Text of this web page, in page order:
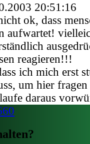
20:51:16
ok, dass
aufwartet!
reagieren!!!
ich mich erst
um hier
daraus